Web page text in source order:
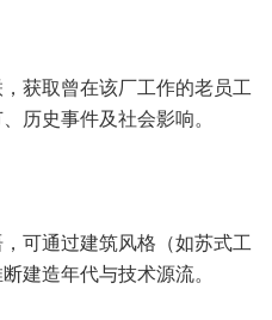
获取曾在该厂工作的老员工
历史事件及社会影响。
可通过建筑风格（如苏式工
建造年代与技术源流。